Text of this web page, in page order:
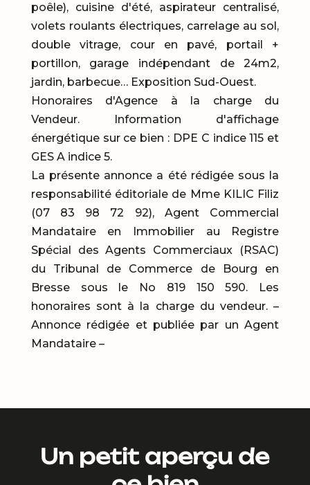
poêle), cuisine d'été, aspirateur centralisé,
volets roulants électriques, carrelage au sol,
double vitrage, cour en pavé, portail +
portillon, garage indépendant de 24m2,
jardin, barbecue… Exposition Sud-Ouest.
Honoraires d'Agence à la charge du
Vendeur. Information d'affichage
énergétique sur ce bien : DPE C indice 115 et
GES A indice 5.
La présente annonce a été rédigée sous la
responsabilité éditoriale de Mme KILIC Filiz
(07 83 98 72 92), Agent Commercial
Mandataire en Immobilier au Registre
Spécial des Agents Commerciaux (RSAC)
du Tribunal de Commerce de Bourg en
Bresse sous le No 819 150 590. Les
honoraires sont à la charge du vendeur. –
Annonce rédigée et publiée par un Agent
Mandataire –
Un petit aperçu de